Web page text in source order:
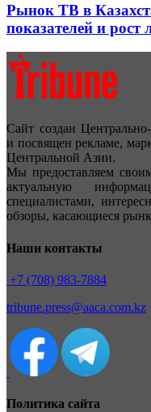
Рынок ТВ в
показателей и рост
Сайт создан
и посвящен рекламе,
Центральной Азии.
Мы предоставляем
актуальную
специалистами,
обзоры, касающиеся
Наши контакты
+7 (708) 983-7884
tribune.press@aaca.com.kz
Политика сайта